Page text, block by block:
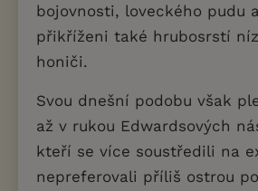
bojovnosti, loveckého pudu
přikříženi také hrubosrstí
honiči.
Svou dnešní podobu však
až v rukou Edwardsových
kteří se více soustředili na
nepreferovali příliš ostrou